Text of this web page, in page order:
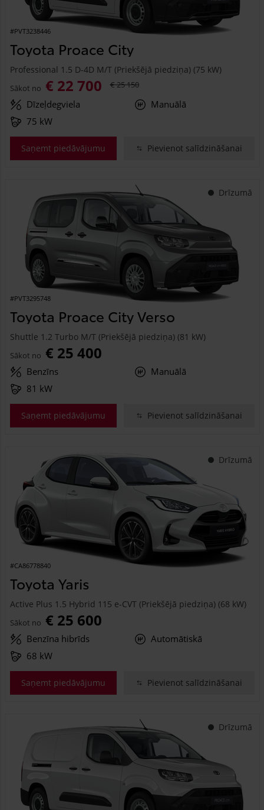
#PVT3238446
Toyota Proace City
Professional 1.5 D-4D M/T (Priekšējā piedziņa) (75 kW)
Sākot no € 22 700 € 25 150
Dīzeļdegviela
Manuālā
75 kW
Saņemt piedāvājumu Pievienot salīdzināšanai
Drīzumā
#PVT3295748
Toyota Proace City Verso
Shuttle 1.2 Turbo M/T (Priekšējā piedziņa) (81 kW)
Sākot no € 25 400
Benzīns
Manuālā
81 kW
Saņemt piedāvājumu Pievienot salīdzināšanai
Drīzumā
#CA86778840
Toyota Yaris
Active Plus 1.5 Hybrid 115 e-CVT (Priekšējā piedziņa) (68 kW)
Sākot no € 25 600
Benzīna hibrīds
Automātiskā
68 kW
Saņemt piedāvājumu Pievienot salīdzināšanai
Drīzumā